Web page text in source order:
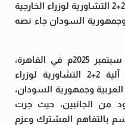
صدر بيان مشترك عن اجتماع آلية 2+2 التشاورية لوزراء الخارجية
السودان جاء نصه
عُقدت اليوم الأربعاء الموافق 3 سبتمبر 2025م في القاهرة،
أعمال الجولة الثانية لاجتماعات آلية 2+2 التشاورية لوزراء
وجمهورية السودان،
من الجانبين، حيث جرت
بالتفاهم المشترك وعزم